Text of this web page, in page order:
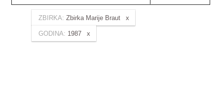
ZBIRKA: Zbirka Marije Braut
GODINA: 1987